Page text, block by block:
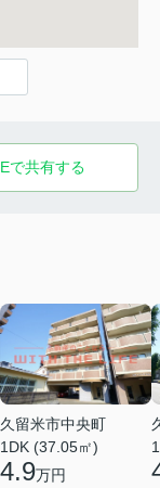
で共有する
久留米市中央町
1DK (37.05㎡)
4.9万円